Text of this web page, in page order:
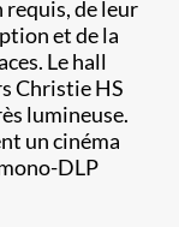
de leur
et de la
Le hall
Christie HS
lumineuse.
un cinéma
DLP